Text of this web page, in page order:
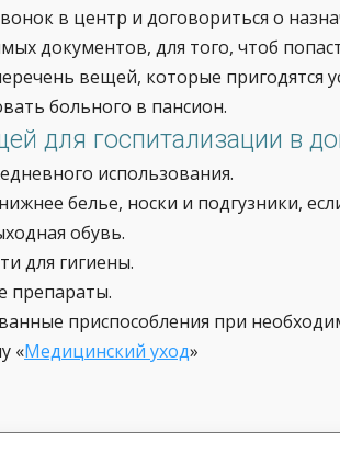
в центр и договориться о
документов, для того, чтоб
вещей, которые пригодятся
больного в пансион.
для госпитализации в
использования.
белье, носки и подгузники,
обувь.
для гигиены.
препараты.
приспособления при
«Медицинский уход»